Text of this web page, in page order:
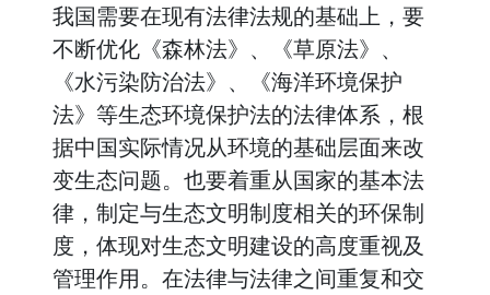
我国需要在现有法律法规的基础上，要
不断优化《森林法》、《草原法》、
《水污染防治法》、《海洋环境保护
法》等生态环境保护法的法律体系，根
据中国实际情况从环境的基础层面来改
变生态问题。也要着重从国家的基本法
律，制定与生态文明制度相关的环保制
度，体现对生态文明建设的高度重视及
管理作用。在法律与法律之间重复和交